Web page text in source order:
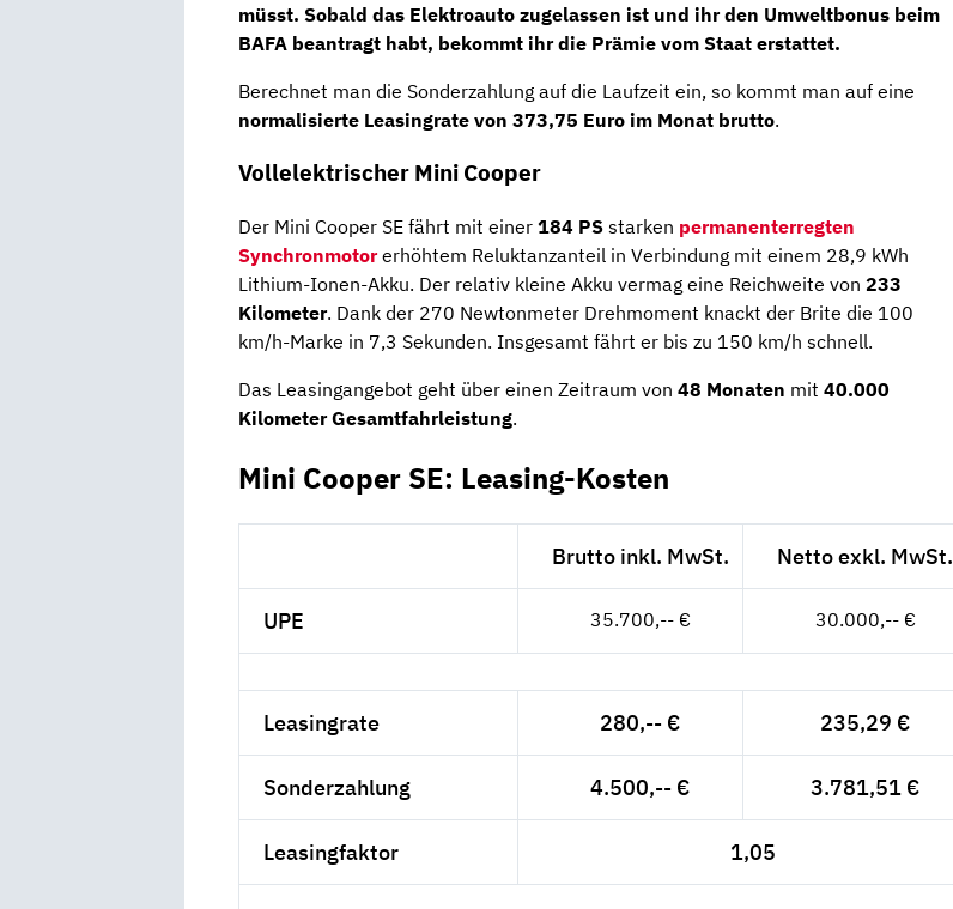
müsst. Sobald das Elektroauto zugelassen ist und ihr den Umweltbonus beim
BAFA beantragt habt, bekommt ihr die Prämie vom Staat erstattet.
Berechnet man die Sonderzahlung auf die Laufzeit ein, so kommt man auf eine
normalisierte Leasingrate von 373,75 Euro im Monat brutto.
Vollelektrischer Mini Cooper
Der Mini Cooper SE fährt mit einer 184 PS starken permanenterregten
Synchronmotor erhöhtem Reluktanzanteil in Verbindung mit einem 28,9 kWh
Lithium-Ionen-Akku. Der relativ kleine Akku vermag eine Reichweite von 233
Kilometer. Dank der 270 Newtonmeter Drehmoment knackt der Brite die 100
km/h-Marke in 7,3 Sekunden. Insgesamt fährt er bis zu 150 km/h schnell.
Das Leasingangebot geht über einen Zeitraum von 48 Monaten mit 40.000
Kilometer Gesamtfahrleistung.
Mini Cooper SE: Leasing-Kosten
Brutto inkl. MwSt. Netto exkl. MwSt.
UPE 35.700,-- € 30.000,-- €
Leasingrate 280,-- € 235,29 €
Sonderzahlung 4.500,-- € 3.781,51 €
Leasingfaktor 1,05